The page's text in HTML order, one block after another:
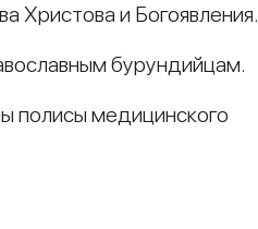
Христова и Богоявления.
бурундийцам.
полисы медицинского